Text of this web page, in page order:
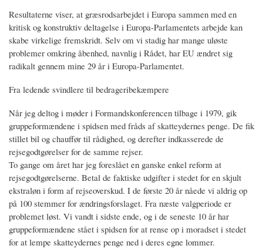
Resultaterne viser, at græsrodsarbejdet i Europa sammen med en
kritisk og konstruktiv deltagelse i Europa-Parlamentets arbejde kan
skabe virkelige fremskridt. Selv om vi stadig har mange uløste
problemer omkring åbenhed, navnlig i Rådet, har EU ændret sig
radikalt gennem mine 29 år i Europa-Parlamentet.
Fra ledende svindlere til bedrageribekæmpere
Når jeg deltog i møder i Formandskonferencen tilbage i 1979, gik
gruppeformændene i spidsen med fråds af skatteydernes penge. De fik
stillet bil og chauffør til rådighed, og derefter indkasserede de
rejsegodtgørelser for de samme rejser.
To gange om året har jeg foreslået en ganske enkel reform at
rejsegodtgørelserne. Betal de faktiske udgifter i stedet for en skjult
ekstraløn i form af rejseoverskud. I de første 20 år nåede vi aldrig op
på 100 stemmer for ændringsforslaget. Fra næste valgperiode er
problemet løst. Vi vandt i sidste ende, og i de seneste 10 år har
gruppeformændene stået i spidsen for at rense op i moradset i stedet
for at lempe skatteydernes penge ned i deres egne lommer.